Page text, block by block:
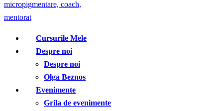
Cursurile Mele
Despre noi
Despre noi
Olga Beznos
Evenimente
Grila de evenimente